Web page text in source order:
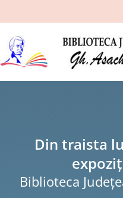
Ştiri şi evenimente
Programe şi proiecte
Interes public
Din traista
Biblioteca